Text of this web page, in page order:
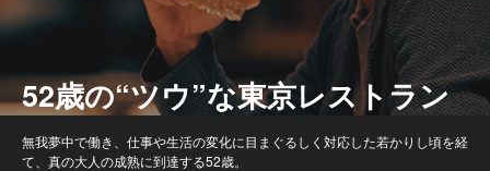
52歳の“ツウ”な東京レストラン
無我夢中で働き、仕事や生活の変化に目まぐるしく対応した若かりし頃を経
て、真の大人の成熟に到達する52歳。